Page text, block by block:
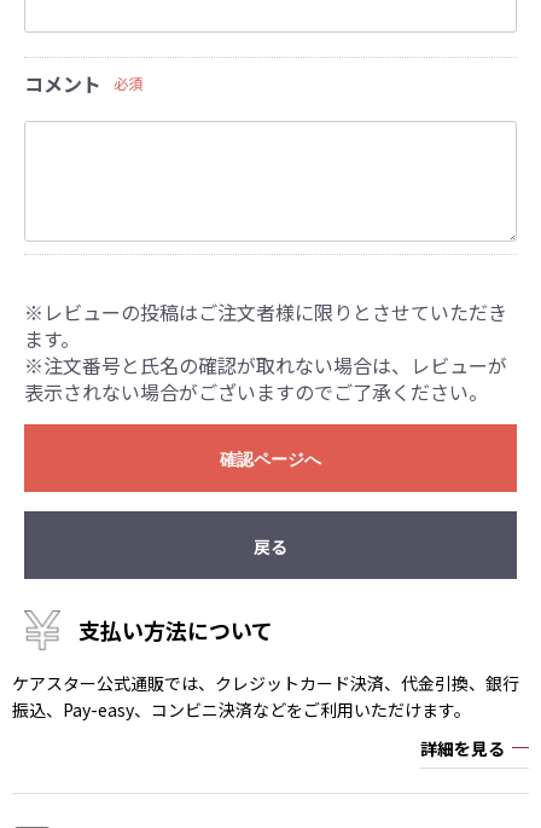
コメント 必須
※レビューの投稿はご注文者様に限りとさせていただき
ます。
※注文番号と氏名の確認が取れない場合は、レビューが
表示されない場合がございますのでご了承ください。
確認ページへ
戻る
支払い方法について
ケアスター公式通販では、クレジットカード決済、代金引換、銀行
振込、Pay-easy、コンビニ決済などをご利用いただけます。
詳細を見る